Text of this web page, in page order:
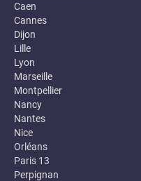
Caen
Cannes
Dijon
Lille
Lyon
Marseille
Montpellier
Nancy
Nantes
Nice
Orléans
Paris 13
Perpignan